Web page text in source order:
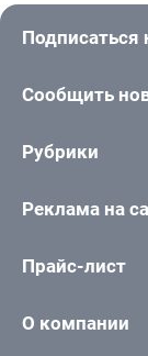
Подписаться
Сообщить
Рубрики
Реклама на
Прайс-лист
О компании